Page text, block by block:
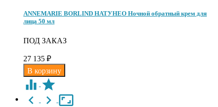
ANNEMARIE BORLIND НАТУНЕО Ночной обратный крем для
лица 50 мл
ПОД ЗАКАЗ
27 135 ₽